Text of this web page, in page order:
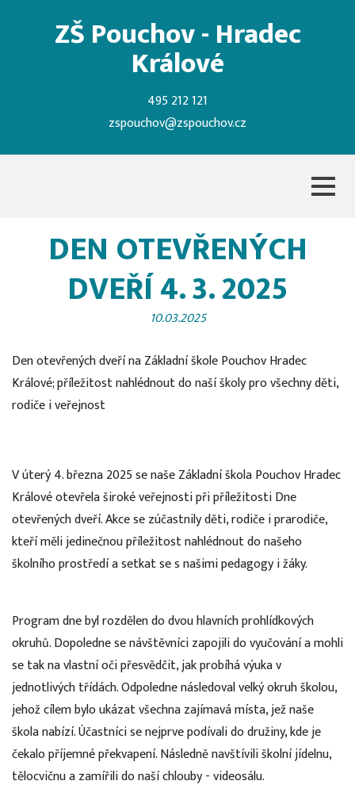
ZŠ Pouchov - Hradec
Králové
495 212 121
zspouchov@zspouchov.cz
DEN OTEVŘENÝCH
DVEŘÍ 4. 3. 2025
10.03.2025
Den otevřených dveří na Základní škole Pouchov Hradec
Králové; příležitost nahlédnout do naší školy pro všechny děti,
rodiče i veřejnost
V úterý 4. března 2025 se naše Základní škola Pouchov Hradec
Králové otevřela široké veřejnosti při příležitosti Dne
otevřených dveří. Akce se zúčastnily děti, rodiče i prarodiče,
kteří měli jedinečnou příležitost nahlédnout do našeho
školního prostředí a setkat se s našimi pedagogy i žáky.
Program dne byl rozdělen do dvou hlavních prohlídkových
okruhů. Dopoledne se návštěvníci zapojili do vyučování a mohli
se tak na vlastní oči přesvědčit, jak probíhá výuka v
jednotlivých třídách. Odpoledne následoval velký okruh školou,
jehož cílem bylo ukázat všechna zajímavá místa, jež naše
škola nabízí. Účastníci se nejprve podívali do družiny, kde je
čekalo příjemné překvapení. Následně navštívili školní jídelnu,
tělocvičnu a zamířili do naší chlouby - videosálu.